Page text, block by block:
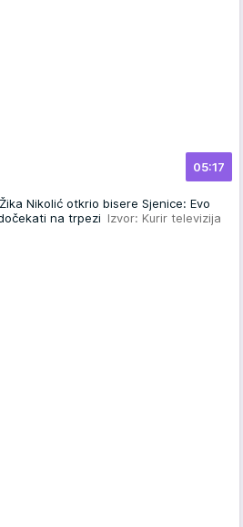
05:17
Žika Nikolić otkrio bisere Sjenice: Evo
na trpezi Izvor: Kurir televizija